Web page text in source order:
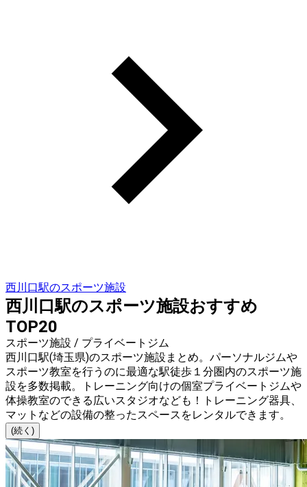
西川口駅のスポーツ施設
西川口駅のスポーツ施設おすすめ
TOP20
スポーツ施設 / プライベートジム
西川口駅(埼玉県)のスポーツ施設まとめ。パーソナルジムや
スポーツ教室を行うのに最適な駅徒歩１分圏内のスポーツ施
設を多数掲載。トレーニング向けの個室プライベートジムや
体操教室のできる広いスタジオなども！トレーニング器具、
マットなどの設備の整ったスペースをレンタルできます。
(続く)